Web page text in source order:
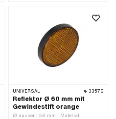
UNIVERSAL 33570
Reflektor Ø 60 mm mit
Gewindestift orange
Ø aussen: 59 mm · Material: